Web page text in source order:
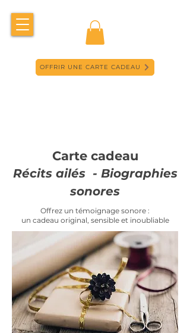
OFFRIR UNE CARTE CADEAU
Carte cadeau
Récits ailés - Biographies
sonores
Offrez un témoignage sonore :
un cadeau original, sensible et inoubliable